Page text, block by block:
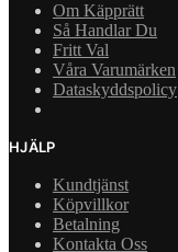
Om Käpprätt
Så Handlar Du
Fritt Val
Våra Varumärken
Dataskyddspolicy
HJÄLP
Kundtjänst
Köpvillkor
Betalning
Kontakta Oss